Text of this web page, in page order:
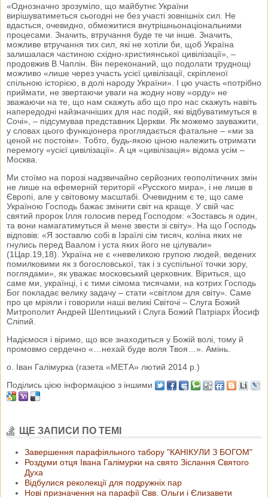
«Однозначно зрозуміло, що майбутнє України
вирішуватиметься сьогодні не без участі зовнішніх сил. Не
вдасться, очевидно, обмежитися внутрішньонаціональними
процесами. Значить, втручання буде те чи інше. Значить,
можливе втручання тих сил, які не хотіли би, щоб Україна
залишалася частиною східно-християнської цивілізації», –
продовжив В.Чаплін. Він переконаний, що подолати труднощі
можливо «лише через участь усієї цивілізації, скріпленої
спільною історією, в долі народу України». І цю участь «потрібно
приймати, не звертаючи уваги на жодну нову «орду» не
зважаючи на те, що нам скажуть або що про нас скажуть навіть
напередодні найзначніших для нас подій, які відбуватимуться в
Сочі», – підсумував представник Церкви. Як можемо зауважити,
у словах цього функціонера проглядається фатальне – «ми за
ценой нє постоім». Тобто, будь-якою ціною належить отримати
перемогу «усієї цивілізації». А ця «цивілізація» відома усім –
Москва.
Ми стоїмо на порозі надзвичайно серйозних геополітичних змін
не лише на ефемерній території «Русского мира», і не лише в
Європі, але у світовому масштабі. Очевидним є те, що саме
Україною Господь бажає змінити світ на краще. У свій час
святий пророк Ілля голосив перед Господом: «Зоставсь я один,
та вони намагатимуться й мене звести зі світу». На що Господь
відповів: «Я зоставлю собі в Ізраїлі сім тисяч, коліна яких не
гнулись перед Ваалом і уста яких його не цілували»
(1Цар.19,18). Україна не є «невеликою групою людей, ведених
помилковими як з богословської, так і з суспільної точки зору,
поглядами», як уважає московський церковник. Віриться, що
саме ми, українці, і є тими сімома тисячами, на котрих Господь
Бог покладає велику задачу – стати «світлом для світу». Саме
про це мріяли і говорили наші великі Світочі – Слуга Божий
Митрополит Андрей Шептицький і Слуга Божий Патріарх Йосиф
Сліпий.
Надіємося і віримо, що все знаходиться у Божій волі, тому й
промовмо сердечно «…нехай буде воля Твоя…». Амінь.
о. Іван Галімурка (газета «МЕТА» лютий 2014 р.)
Поділись цією інформацією з іншими
ЩЕ ЗАПИСИ ПО ТЕМІ
Завершення парафіяльного табору "КАНІКУЛИ З БОГОМ"
Роздуми отця Івана Галімурки на свято Зіслання Святого
Духа
Відбулися реколекції для подружніх пар
Нові призначення на парафії Свв. Ольги і Єлизавети